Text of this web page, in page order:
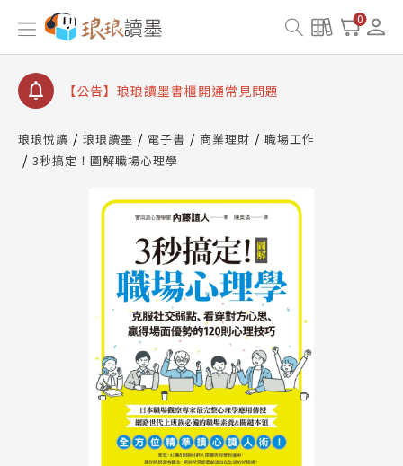
0
【公告】琅琅讀墨數位閱讀資產合併與書櫃開通申請
【公告】琅琅讀墨書櫃開通常見問題
【公告】琅琅讀墨 3 分鐘完成書櫃開通與資產合併申
請圖文教學
查詢
【公告】琅琅讀墨數位閱讀資產合併與書櫃開通申請
琅琅悅讀 琅琅讀墨 電子書 商業理財
職場工作
3秒搞定！圖解職場心理學